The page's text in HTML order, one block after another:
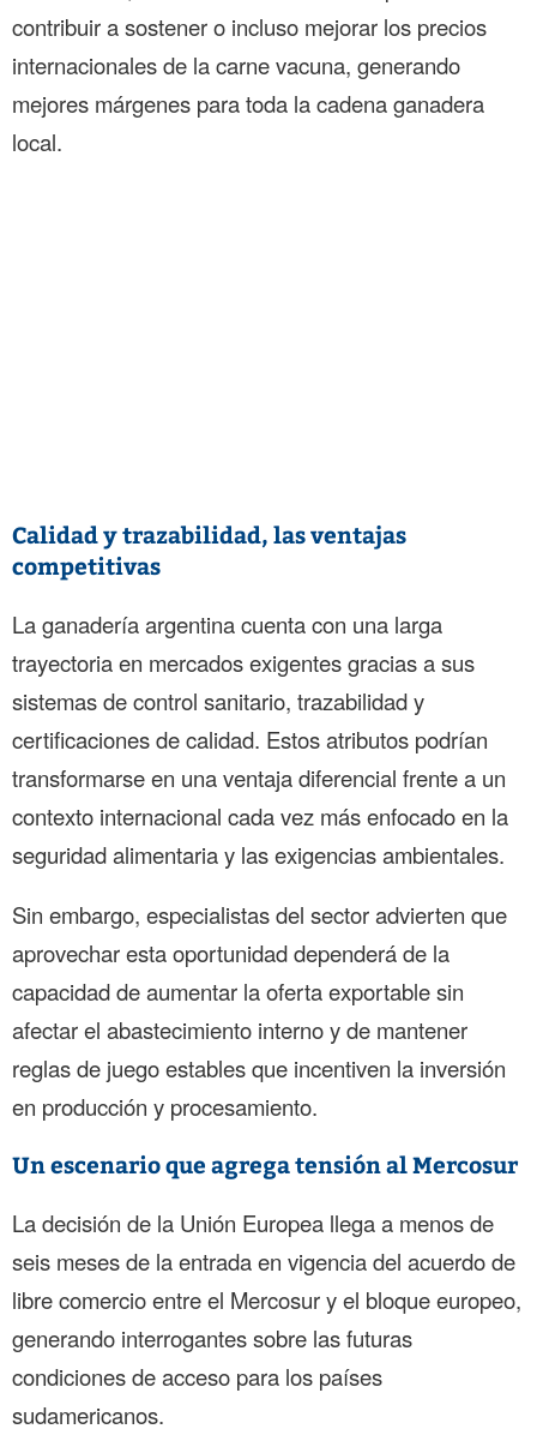
contribuir a sostener o incluso mejorar los precios
internacionales de la carne vacuna, generando
mejores márgenes para toda la cadena ganadera
local.
Calidad y trazabilidad, las ventajas
competitivas
La ganadería argentina cuenta con una larga
trayectoria en mercados exigentes gracias a sus
sistemas de control sanitario, trazabilidad y
certificaciones de calidad. Estos atributos podrían
transformarse en una ventaja diferencial frente a un
contexto internacional cada vez más enfocado en la
seguridad alimentaria y las exigencias ambientales.
Sin embargo, especialistas del sector advierten que
aprovechar esta oportunidad dependerá de la
capacidad de aumentar la oferta exportable sin
afectar el abastecimiento interno y de mantener
reglas de juego estables que incentiven la inversión
en producción y procesamiento.
Un escenario que agrega tensión al Mercosur
La decisión de la Unión Europea llega a menos de
seis meses de la entrada en vigencia del acuerdo de
libre comercio entre el Mercosur y el bloque europeo,
generando interrogantes sobre las futuras
condiciones de acceso para los países
sudamericanos.